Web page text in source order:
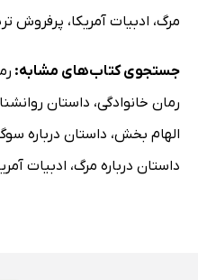
مرگ، ادبیات آمریکا، پرفروش
جستجوی کتاب‌های مشابه:
رمان خانوادگی، داستان
الهام بخش، داستان درباره
داستان درباره مرگ، ادبیات